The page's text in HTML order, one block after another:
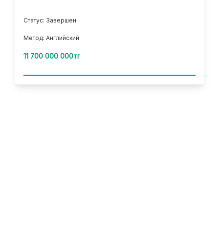
Статус: Завершен
Метод: Английский
11 700 000 000тг